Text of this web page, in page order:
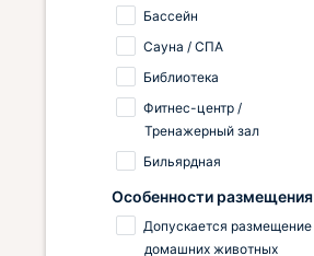
Бассейн
Сауна / СПА
Библиотека
Фитнес-центр /
Тренажерный зал
Бильярдная
Особенности размещения
Допускается размещение
домашних животных